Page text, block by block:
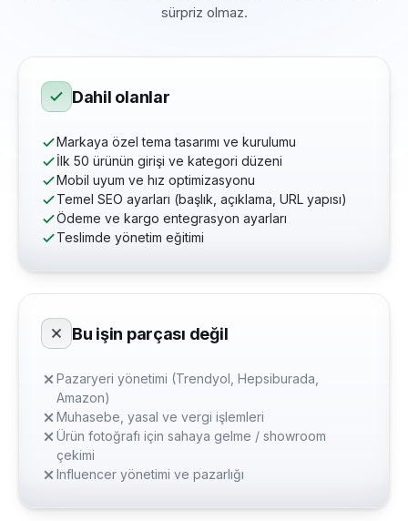
sürpriz olmaz.
Dahil olanlar
Markaya özel tema tasarımı ve kurulumu
İlk 50 ürünün girişi ve kategori düzeni
Mobil uyum ve hız optimizasyonu
Temel SEO ayarları (başlık, açıklama, URL yapısı)
Ödeme ve kargo entegrasyon ayarları
Teslimde yönetim eğitimi
Bu işin parçası değil
Pazaryeri yönetimi (Trendyol, Hepsiburada,
Amazon)
Muhasebe, yasal ve vergi işlemleri
Ürün fotoğrafı için sahaya gelme / showroom
çekimi
Influencer yönetimi ve pazarlığı